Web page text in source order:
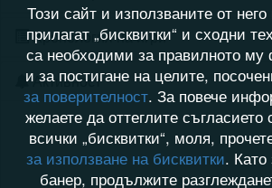
Хронология на игри
Активност
Този сайт и използваните от
прилагат „бисквитки“ и сходни
са необходими за правилното му
и за постигане на целите,
за поверителност. За повече
желаете да оттеглите съгласието
всички „бисквитки“, моля,
за използване на бисквитки. Като
банер, продължите